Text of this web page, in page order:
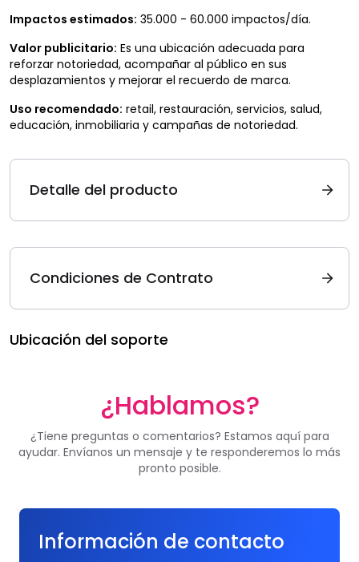
Impactos estimados: 35.000 - 60.000 impactos/día.
Valor publicitario: Es una ubicación adecuada para
reforzar notoriedad, acompañar al público en sus
desplazamientos y mejorar el recuerdo de marca.
Uso recomendado: retail, restauración, servicios, salud,
educación, inmobiliaria y campañas de notoriedad.
Detalle del producto
Condiciones de Contrato
Ubicación del soporte
¿Hablamos?
¿Tiene preguntas o comentarios? Estamos aquí para
ayudar. Envíanos un mensaje y te responderemos lo más
pronto posible.
Información de contacto